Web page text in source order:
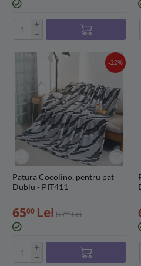
+
−
-22%
Patura Cocolino, pentru pat
Dublu - PIT411
6500 Lei 8300 Lei
+
−